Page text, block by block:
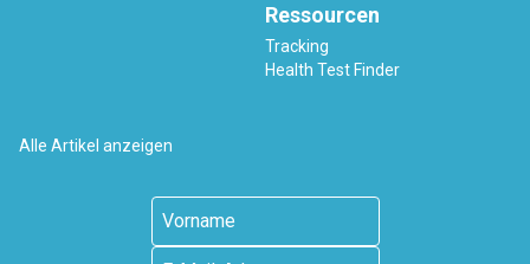
Ressourcen
Tracking
Health Test Finder
Alle Artikel anzeigen